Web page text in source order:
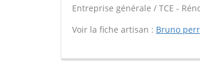
Entreprise générale / TCE -
Voir la fiche artisan : Bruno